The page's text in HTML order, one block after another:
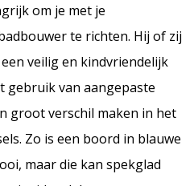
om je met je
te richten. Hij of zij
veilig en kindvriendelijk
gebruik van aangepaste
groot verschil maken in het
Zo is een boord in blauwe
maar die kan spekglad